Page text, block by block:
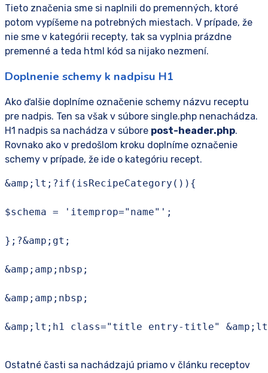
Tieto značenia sme si naplnili do premenných, ktoré
potom vypíšeme na potrebných miestach. V prípade, že
nie sme v kategórii recepty, tak sa vyplnia prázdne
premenné a teda html kód sa nijako nezmení.
Doplnenie schemy k nadpisu H1
Ako ďalšie doplníme označenie schemy názvu receptu
pre nadpis. Ten sa však v súbore single.php nenachádza.
H1 nadpis sa nachádza v súbore post-header.php.
Rovnako ako v predošlom kroku doplníme označenie
schemy v prípade, že ide o kategóriu recept.
&amp;lt;?if(isRecipeCategory()){
$schema = 'itemprop="name"';
};?&amp;gt;
&amp;amp;nbsp;
&amp;amp;nbsp;
&amp;lt;h1 class="title entry-title"
Ostatné časti sa nachádzajú priamo v článku receptov